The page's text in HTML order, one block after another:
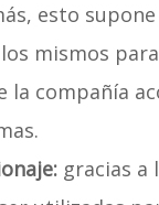
esto
mismos
la compañía
gracias a